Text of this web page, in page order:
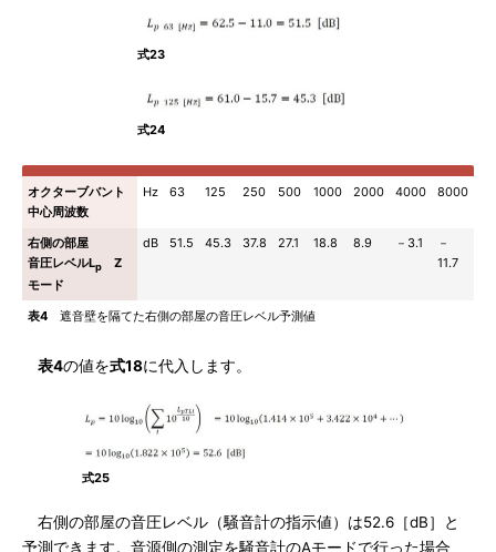
式23
式24
オクターブバント
中心周波数
Hz 63 125 250 500 1000 2000 4000 8000
右側の部屋
音圧レベルLp
Z
モード
dB 51.5 45.3 37.8 27.1 18.8 8.9 －3.1
－
11.7
表4 遮音壁を隔てた右側の部屋の音圧レベル予測値
表4の値を式18に代入します。
式25
右側の部屋の音圧レベル（騒音計の指示値）は52.6［dB］と
予測できます。音源側の測定を騒音計のAモードで行った場合